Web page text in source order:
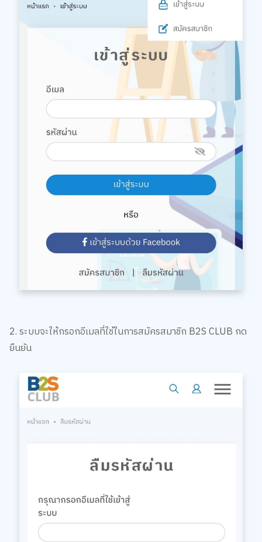
2. ระบบจะให้กรอกอีเมลที่ใช้ในการสมัครสมาชิก B2S CLUB กด
ยืนยัน